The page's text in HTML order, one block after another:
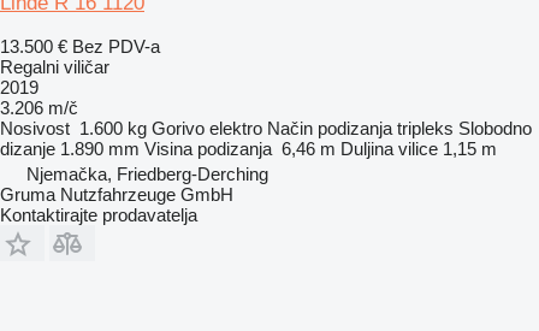
13.500 € Bez PDV-a
Regalni viličar
2019
3.206 m/č
Nosivost 1.600 kg Gorivo elektro Način podizanja tripleks Slobodno
dizanje 1.890 mm Visina podizanja 6,46 m Duljina vilice 1,15 m
Njemačka, Friedberg-Derching
Gruma Nutzfahrzeuge GmbH
Kontaktirajte prodavatelja